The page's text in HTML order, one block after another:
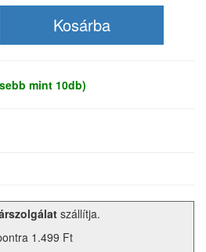
mint 10db)
szállítja.
1.499 Ft